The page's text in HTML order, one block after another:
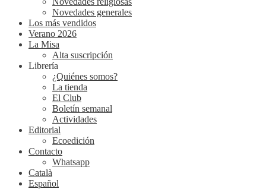
Novedades generales
Los más vendidos
Verano 2026
La Misa
Alta suscripción
Librería
¿Quiénes somos?
La tienda
El Club
Boletín semanal
Actividades
Editorial
Ecoedición
Contacto
Whatsapp
Català
Español